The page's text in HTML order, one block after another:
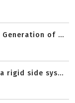
Generation of ...
rigid side sys...